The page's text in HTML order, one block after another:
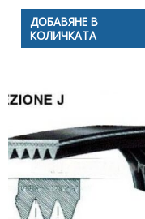
ДОБАВЯНЕ В
КОЛИЧКАТА